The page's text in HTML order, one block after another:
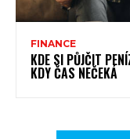
FINANCE
KDE SI PŮJČIT
KDY ČAS NEČEKÁ